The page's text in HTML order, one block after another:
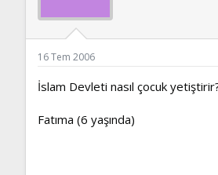
a
a
a
ç
h
16 Tem 2006
İslam Devleti nasıl çocuk
Fatıma (6 yaşında)